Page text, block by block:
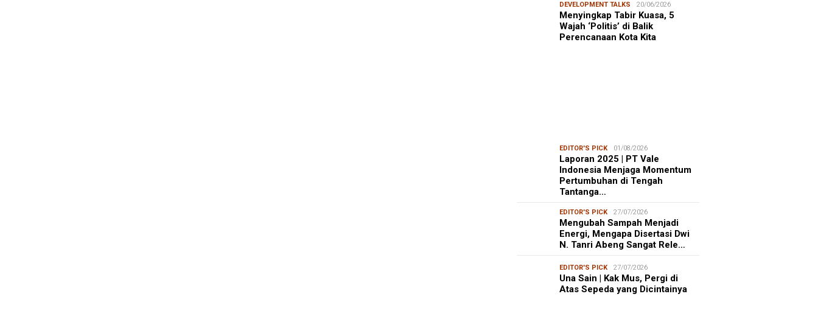
DEVELOPMENT TALKS 20/06/2026
Menyingkap Tabir Kuasa, 5
Wajah ‘Politis’ di Balik
Perencanaan Kota Kita
EDITOR'S PICK 01/08/2026
Laporan 2025 | PT Vale
Indonesia Menjaga Momentum
Pertumbuhan di Tengah
Tantanga…
EDITOR'S PICK 27/07/2026
Mengubah Sampah Menjadi
Energi, Mengapa Disertasi Dwi
N. Tanri Abeng Sangat Rele…
EDITOR'S PICK 27/07/2026
Una Sain | Kak Mus, Pergi di
Atas Sepeda yang Dicintainya